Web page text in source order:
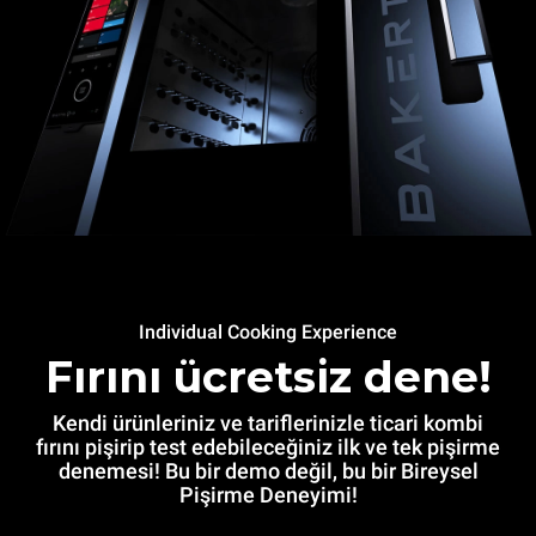
Individual Cooking Experience
Fırını ücretsiz dene!
Kendi ürünleriniz ve tariflerinizle ticari kombi
fırını pişirip test edebileceğiniz ilk ve tek pişirme
denemesi! Bu bir demo değil, bu bir Bireysel
Pişirme Deneyimi!